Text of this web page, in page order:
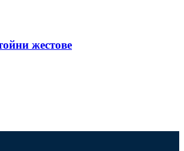
жестове